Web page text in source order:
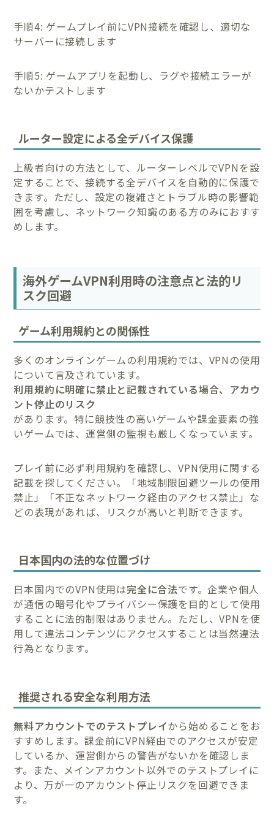
手順4: ゲームプレイ前にVPN接続を確認し、適切な
サーバーに接続します
手順5: ゲームアプリを起動し、ラグや接続エラーが
ないかテストします
ルーター設定による全デバイス保護
上級者向けの方法として、ルーターレベルでVPNを設
定することで、接続する全デバイスを自動的に保護で
きます。ただし、設定の複雑さとトラブル時の影響範
囲を考慮し、ネットワーク知識のある方のみにおすす
めします。
海外ゲームVPN利用時の注意点と法的リ
スク回避
ゲーム利用規約との関係性
多くのオンラインゲームの利用規約では、VPNの使用
について言及されています。
利用規約に明確に禁止と記載されている場合、アカウ
ント停止のリスク
があります。特に競技性の高いゲームや課金要素の強
いゲームでは、運営側の監視も厳しくなっています。
プレイ前に必ず利用規約を確認し、VPN使用に関する
記載を探してください。「地域制限回避ツールの使用
禁止」「不正なネットワーク経由のアクセス禁止」な
どの表現があれば、リスクが高いと判断できます。
日本国内の法的な位置づけ
日本国内でのVPN使用は完全に合法です。企業や個人
が通信の暗号化やプライバシー保護を目的として使用
することに法的制限はありません。ただし、VPNを使
用して違法コンテンツにアクセスすることは当然違法
行為となります。
推奨される安全な利用方法
無料アカウントでのテストプレイから始めることをお
すすめします。課金前にVPN経由でのアクセスが安定
しているか、運営側からの警告がないかを確認しま
す。また、メインアカウント以外でのテストプレイに
より、万が一のアカウント停止リスクを回避できま
す。